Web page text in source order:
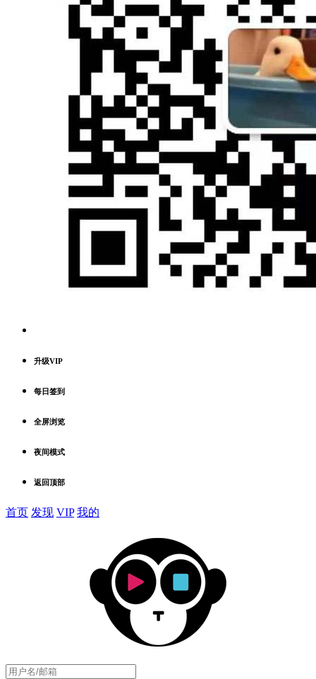
升级VIP
每日签到
全屏浏览
夜间模式
返回顶部
首页 发现 VIP 我的